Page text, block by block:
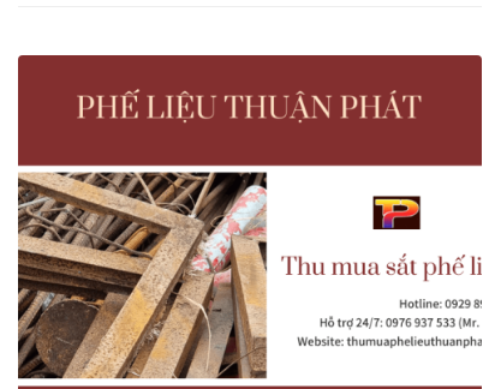
Thuận Phát, chúng tôi luôn đảm bảo sẽ thu
trường 10 - 30%.